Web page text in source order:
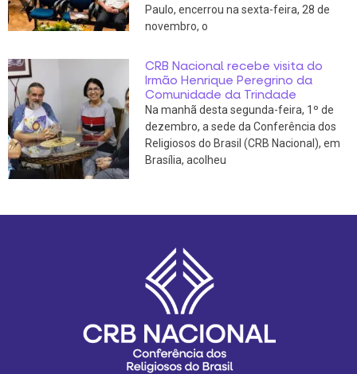
Paulo, encerrou na sexta-feira, 28 de
novembro, o
CRB Nacional recebe visita do
Irmão Henrique Peregrino da
Comunidade da Trindade
Na manhã desta segunda-feira, 1º de
dezembro, a sede da Conferência dos
Religiosos do Brasil (CRB Nacional), em
Brasília, acolheu